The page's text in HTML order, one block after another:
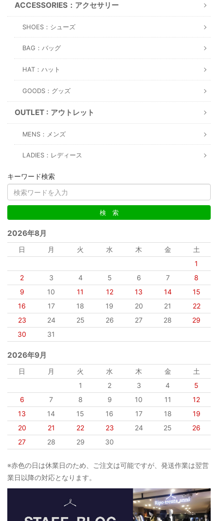
ACCESSORIES：アクセサリー
SHOES：シューズ
BAG：バッグ
HAT：ハット
GOODS：グッズ
OUTLET : アウトレット
MENS：メンズ
LADIES：レディース
キーワード検索
2026年8月
日 月 火 水 木 金
土
1
2
3 4 5 6 7
8
9
10 11 12 13 14
15
16
17 18 19 20 21
22
23
24 25 26 27 28
29
30
31
2026年9月
日 月 火 水 木 金
土
1
2 3 4
5
6
7 8 9 10 11
12
13
14 15 16 17 18
19
20
21 22 23 24 25
26
27
28 29 30
※赤色の日は休業日のため、ご注文は可能ですが、発送作業は翌営
業日以降の対応となります。